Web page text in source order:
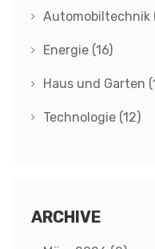
Automobiltechnik
Energie (16)
Haus und Garten
Technologie (12)
ARCHIVE